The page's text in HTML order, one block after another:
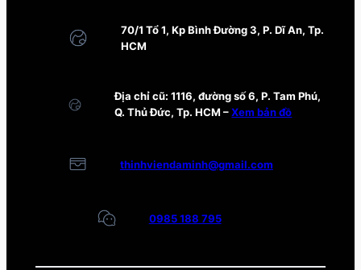
70/1 Tổ 1, Kp Bình Đường 3, P. Dĩ An, Tp.
HCM
Địa chỉ cũ: 1116, đường số 6, P. Tam Phú,
Q. Thủ Đức, Tp. HCM –Xem bản đồ
thinhviendaminh@gmail.com
0985 188 795